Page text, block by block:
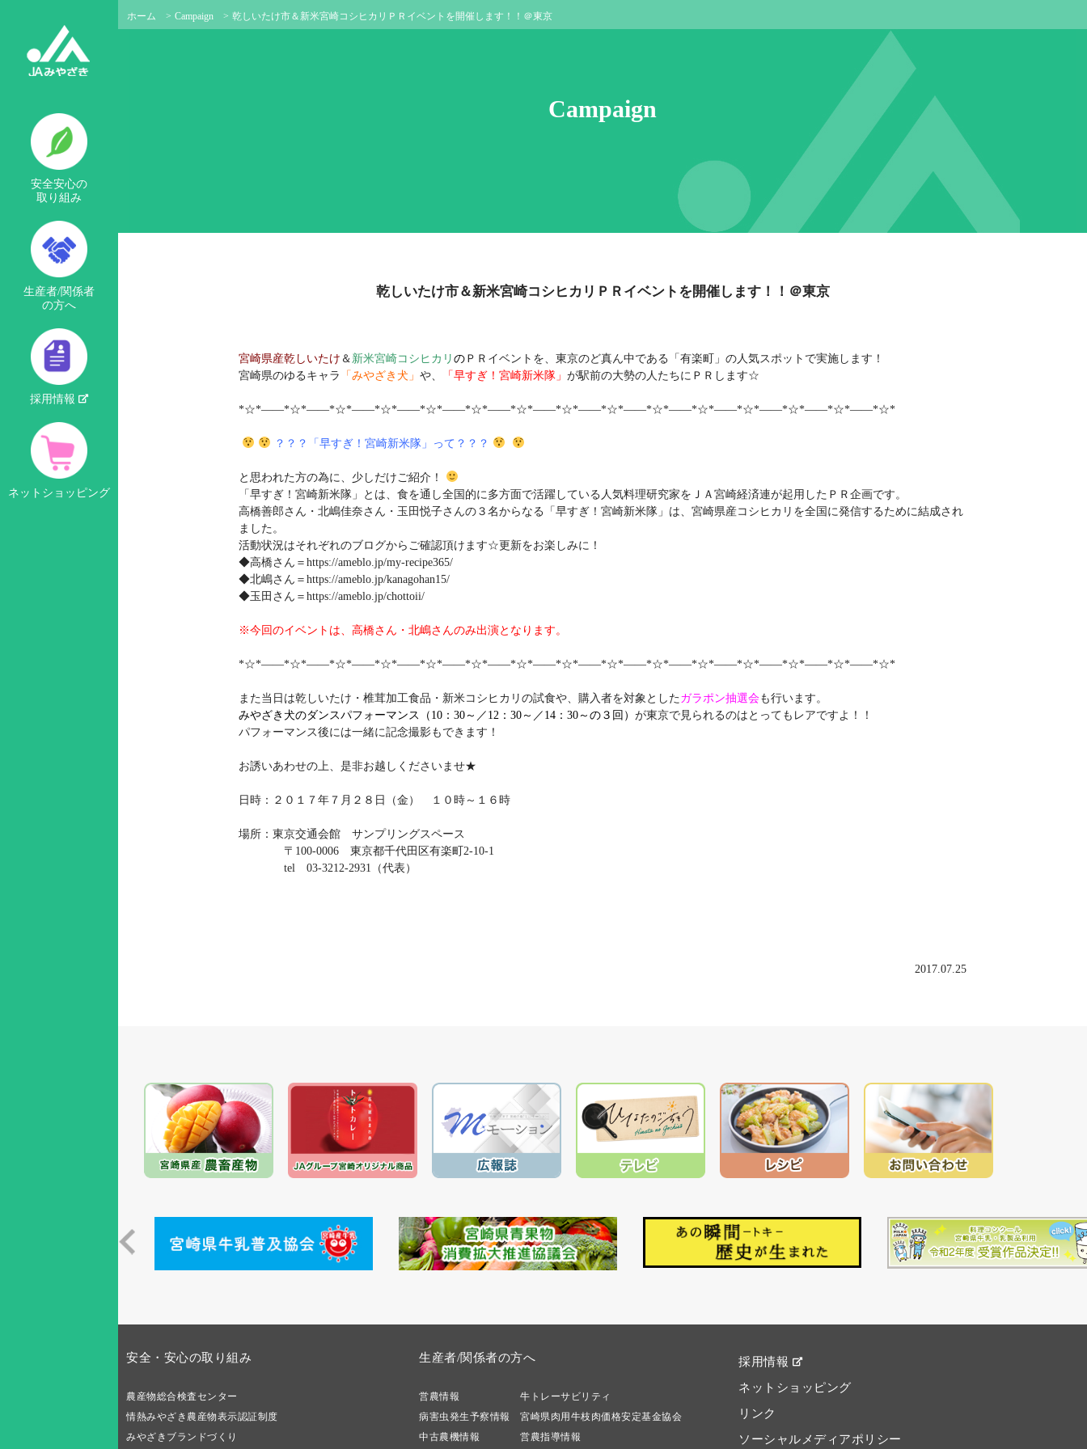
安全安心の
取り組み
生産者/関係者
の方へ
採用情報
ネットショッピング
ホーム > Campaign > 乾しいたけ市＆新米宮崎コシヒカリＰＲイベントを開催します！！＠東京
Campaign
乾しいたけ市＆新米宮崎コシヒカリＰＲイベントを開催します！！＠東京
宮崎県産乾しいたけ ＆ 新米宮崎コシヒカリ の ＰＲイベントを、東京のど真ん中である「有楽町」の人気スポットで実施します！
宮崎県のゆるキャラ
「みやざき犬」 や、 「早すぎ！宮崎新米隊」 が駅前の大勢の人たちにＰＲします☆
*☆*――*☆*――*☆*――*☆*――*☆*――*☆*――*☆*――*☆*――*☆*――*☆*――*☆*――*☆*――*☆*――*☆*――*☆*
？？？「早すぎ！宮崎新米隊」って？？？
と思われた方の為に、少しだけご紹介！
「早すぎ！宮崎新米隊」とは、食を通し全国的に多方面で活躍している人気料理研究家をＪＡ宮崎経済連が起用したＰＲ企画です。
高橋善郎さん・北嶋佳奈さん・玉田悦子さんの３名からなる「早すぎ！宮崎新米隊」は、宮崎県産コシヒカリを全国に発信するために結成され
ました。
活動状況はそれぞれのブログからご確認頂けます☆更新をお楽しみに！
◆高橋さん＝https://ameblo.jp/my-recipe365/
◆北嶋さん＝https://ameblo.jp/kanagohan15/
◆玉田さん＝https://ameblo.jp/chottoii/
※今回のイベントは、高橋さん・北嶋さんのみ出演となります。
*☆*――*☆*――*☆*――*☆*――*☆*――*☆*――*☆*――*☆*――*☆*――*☆*――*☆*――*☆*――*☆*――*☆*――*☆*
また当日は乾しいたけ・椎茸加工食品・新米コシヒカリの試食や、購入者を対象とした ガラポン抽選会も行います。
みやざき犬のダンスパフォーマンス（10：30～／12：30～／14：30～の３回） が東京で見られるのはとってもレアですよ！！
パフォーマンス後には一緒に記念撮影もできます！
お誘いあわせの上、是非お越しくださいませ★
日時：２０１７年７月２８日（金） １０時～１６時
場所：東京交通会館 サンプリングスペース
〒100-0006 東京都千代田区有楽町2-10-1
tel 03-3212-2931（代表）
2017.07.25
安全・安心の取り組み
農産物総合検査センター
情熱みやざき農産物表示認証制度
みやざきブランドづくり
生産者/関係者の方へ
営農情報
病害虫発生予察情報
中古農機情報
牛トレーサビリティ
宮崎県肉用牛枝肉価格安定基金協会
営農指導情報
採用情報
ネットショッピング
リンク
ソーシャルメディアポリシー